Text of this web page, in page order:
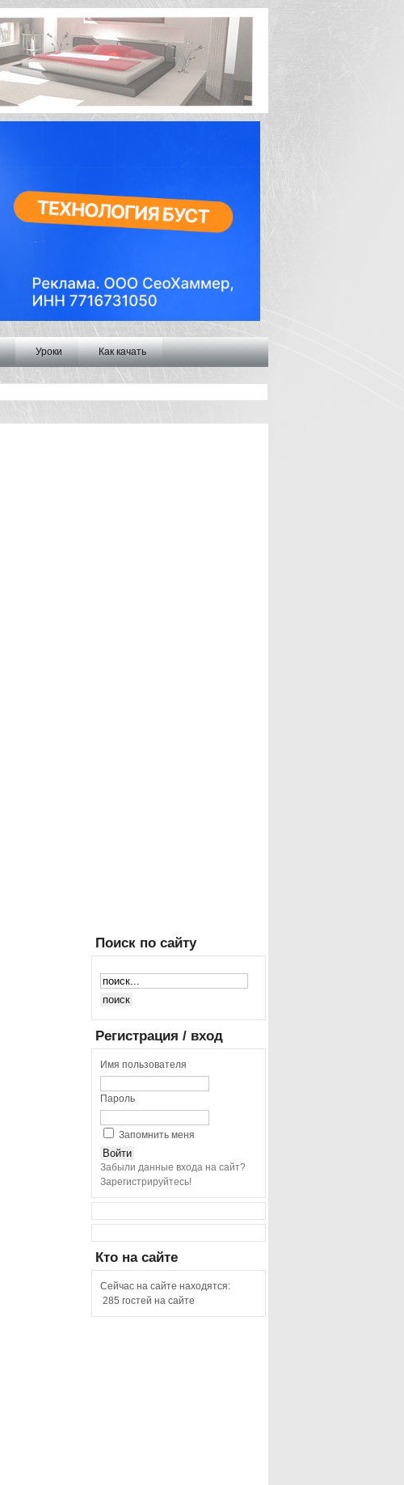
Уроки Как качать
Поиск по сайту
Регистрация / вход
Имя пользователя
Пароль
Запомнить меня
Забыли данные входа на сайт?
Зарегистрируйтесь!
Кто на сайте
Сейчас на сайте находятся:
285 гостей на сайте